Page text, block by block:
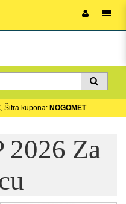
Šifra kupona: NOGOMET
2026 Za